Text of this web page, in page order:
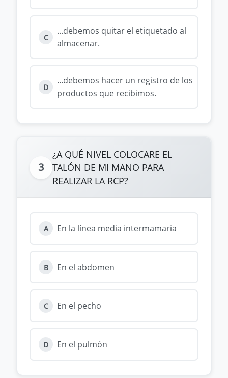
C
...debemos quitar el etiquetado al
almacenar.
D
...debemos hacer un registro de los
productos que recibimos.
3
¿A QUÉ NIVEL COLOCARE EL
TALÓN DE MI MANO PARA
REALIZAR LA RCP?
A En la línea media intermamaria
B En el abdomen
C En el pecho
D En el pulmón